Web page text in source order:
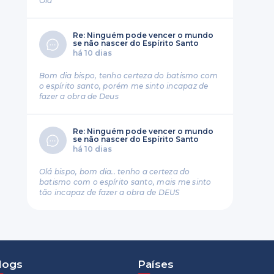
Re: Ninguém pode vencer o mundo
se não nascer do Espírito Santo
há 10 dias
Bom dia bispo, tenho certeza do batismo com
o espírito santo, porém me sinto incapaz de
fazer a obra de Deus
Re: Ninguém pode vencer o mundo
se não nascer do Espírito Santo
há 10 dias
Olá bispo, bom dia.. tenho a certeza do
batismo com o espírito santo, mais me sinto
tão incapaz de fazer a obra de DEUS
Países